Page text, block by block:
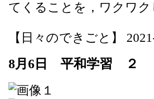
てくることを，ワクワ
【日々のできごと】
8月6日 平和学習 ２